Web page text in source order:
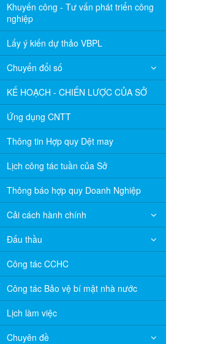
Khuyến công - Tư vấn phát triển công
nghiệp
Lấy ý kiến dự thảo VBPL
Chuyển đổi số
KẾ HOẠCH - CHIẾN LƯỢC CỦA SỞ
Ứng dụng CNTT
Thông tin Hợp quy Dệt may
Lịch công tác tuần của Sở
Thông báo hợp quy Doanh Nghiệp
Cải cách hành chính
Đấu thầu
Công tác CCHC
Công tác Bảo vệ bí mật nhà nước
Lịch làm việc
Chuyên đề